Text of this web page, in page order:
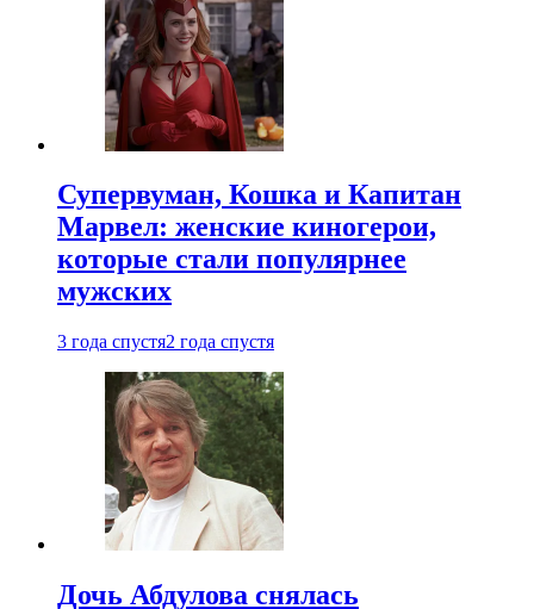
Супервуман, Кошка и Капитан
Марвел: женские киногерои,
которые стали популярнее
мужских
3 года спустя2 года спустя
Дочь Абдулова снялась